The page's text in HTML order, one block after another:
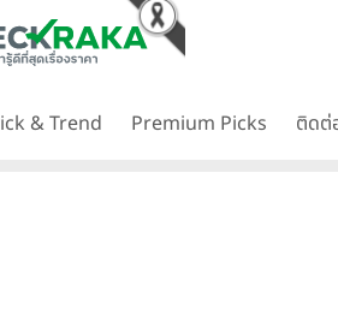
& Trend Premium Picks ติดต่